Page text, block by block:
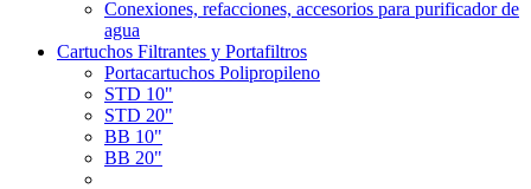
Conexiones, refacciones, accesorios para purificador de
agua
Cartuchos Filtrantes y Portafiltros
Portacartuchos Polipropileno
STD 10"
STD 20"
BB 10"
BB 20"